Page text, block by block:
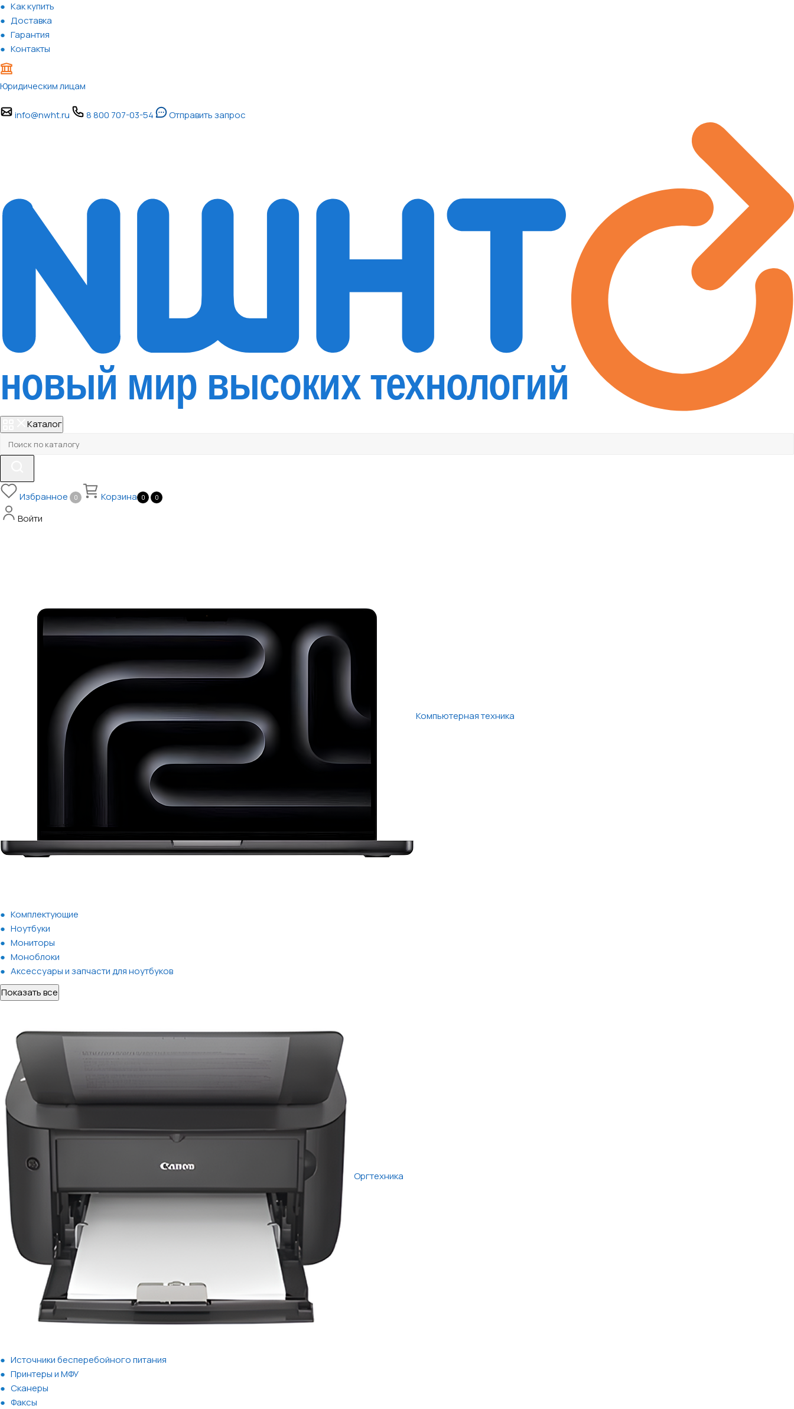
Как купить
Доставка
Гарантия
Контакты
Юридическим лицам
info@nwht.ru 8 800 707-03-54 Отправить запрос
Каталог
Избранное 0 Корзина 0 0
Войти
Компьютерная техника
Комплектующие
Ноутбуки
Мониторы
Моноблоки
Аксессуары и запчасти для ноутбуков
Показать все
Оргтехника
Источники бесперебойного питания
Принтеры и МФУ
Сканеры
Факсы